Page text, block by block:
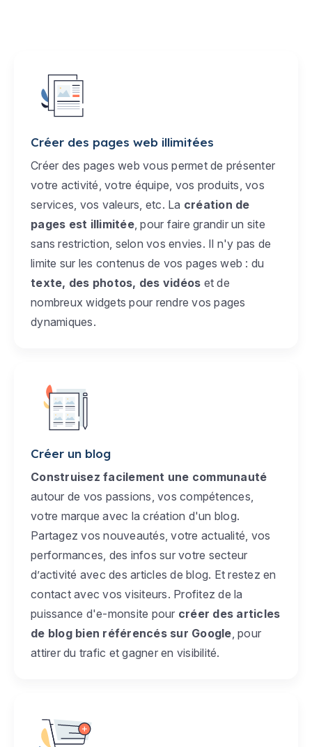
Créer des pages web illimitées
Créer des pages web vous permet de présenter
votre activité, votre équipe, vos produits, vos
services, vos valeurs, etc. La création de
pages est illimitée, pour faire grandir un site
sans restriction, selon vos envies. Il n'y pas de
limite sur les contenus de vos pages web : du
texte, des photos, des vidéos et de
nombreux widgets pour rendre vos pages
dynamiques.
Créer un blog
Construisez facilement une communauté
autour de vos passions, vos compétences,
votre marque avec la création d'un blog.
Partagez vos nouveautés, votre actualité, vos
performances, des infos sur votre secteur
d’activité avec des articles de blog. Et restez en
contact avec vos visiteurs. Profitez de la
puissance d'e-monsite pour créer des articles
de blog bien référencés sur Google , pour
attirer du trafic et gagner en visibilité.